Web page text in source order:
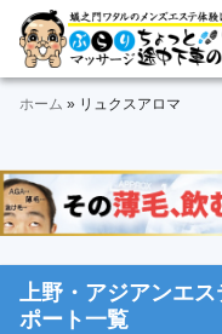
Skip
primary
navigation
Skip
main
Skip
primary
Skip
secondary
Skip
footer
ぶ
ら
マ
ッ
サ
メ
ン
エ
体
験
レ
ト
ホーム » リュクスアロマ
上野・アジアンエ
ポート一覧